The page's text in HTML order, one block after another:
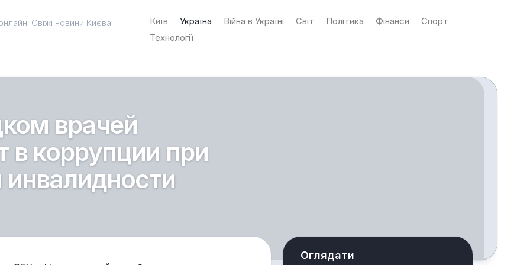
Свіжі новини Києва
Київ Україна Війна в Україні Світ Політика Фінанси
Спорт
Технології
врачей
в коррупции при
Оглядати